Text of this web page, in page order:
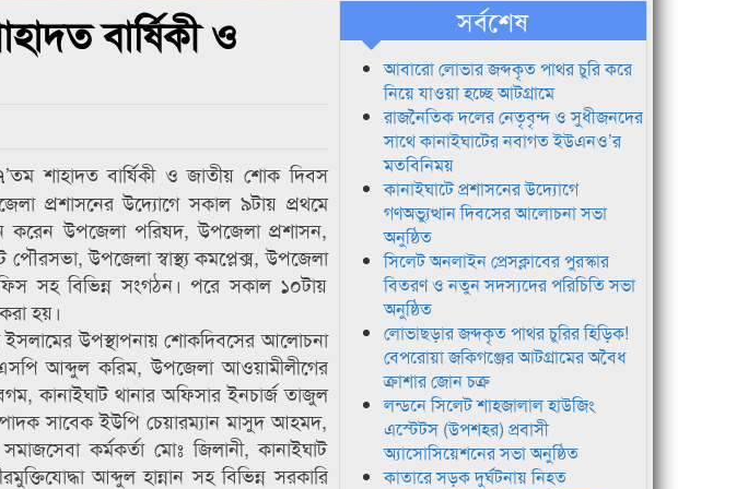
সম্পন্ন বার্ষিকী ও
শাহাদত বার্ষিকী ও জাতীয় শোক দিবস
প্রশাসনের উদ্যোগে সকাল ৯টায় প্রথমে
করেন উপজেলা পরিষদ, উপজেলা প্রশাসন,
উপজেলা স্বাস্থ্য কমপ্লেক্স, উপজেলা
সহ বিভিন্ন সংগঠন। পরে সকাল ১০টায়
হয়।
ইসলামের উপস্থাপনায় শোকদিবসের আলোচনা
এএসপি আব্দুল করিম, উপজেলা আওয়ামীলীগের
কানাইঘাট থানার অফিসার ইনচার্জ তাজুল
সাবেক ইউপি চেয়ারম্যান মাসুদ আহমদ,
কর্মকর্তা মোঃ জিলানী, কানাইঘাট
আব্দুল হান্নান সহ বিভিন্ন সরকারি
সর্বশেষ
আবারো লোভার জব্দকৃত পাথর চুরি করে
নিয়ে যাওয়া হচ্ছে আটগ্রামে
রাজনৈতিক দলের নেতৃবৃন্দ ও সুধীজনদের
সাথে কানাইঘাটের নবাগত ইউএনও’র
মতবিনিময়
কানাইঘাটে প্রশাসনের উদ্যোগে
গণঅভ্যুত্থান দিবসের আলোচনা সভা
অনুষ্ঠিত
সিলেট অনলাইন প্রেসক্লাবের পুরস্কার
বিতরণ ও নতুন সদস্যদের পরিচিতি সভা
অনুষ্ঠিত
লোভাছড়ার জব্দকৃত পাথর চুরির হিড়িক!
বেপরোয়া জকিগঞ্জের আটগ্রামের অবৈধ
ক্রাশার জোন চক্র
লন্ডনে সিলেট শাহজালাল হাউজিং
এস্টেটস (উপশহর) প্রবাসী
অ্যাসোসিয়েশনের সভা অনুষ্ঠিত
কাতারে সড়ক দুর্ঘটনায় নিহত